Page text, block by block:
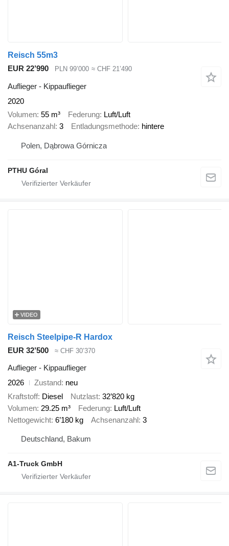
Reisch 55m3
EUR 22’990
PLN 99’000 ≈ CHF 21’490
Auflieger - Kippauflieger
2020
Volumen 55 m³ Federung Luft/Luft
Achsenanzahl 3 Entladungsmethode hintere
Polen, Dąbrowa Górnicza
PTHU Góral
VIDEO
Reisch Steelpipe-R Hardox
EUR 32’500
≈ CHF 30’370
Auflieger - Kippauflieger
2026
Zustand neu
Kraftstoff Diesel Nutzlast 32’820 kg
Volumen 29.25 m³ Federung Luft/Luft
Nettogewicht 6’180 kg Achsenanzahl 3
Deutschland, Bakum
A1-Truck GmbH